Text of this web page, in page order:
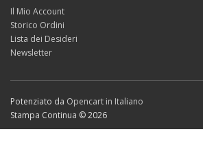
Il Mio Account
Storico Ordini
Lista dei Desideri
Newsletter
Potenziato da Opencart in Italiano
Stampa Continua © 2026